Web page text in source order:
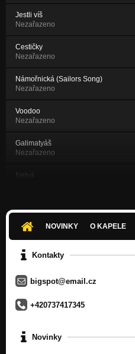
Jestli víš
Nezařazeno
Cestičky
Nezařazeno
Námořnická (Sailors Song)
Nezařazeno
Voodoo
Nezařazeno
Galimatyáš
Nezařazeno
Netvá
Vesmírná
Nezařazeno
Nezařazeno
Svatební
Nezařazeno
Bestie
Nezařazeno
NOVINKY O KAPELE
Kontakty
bigspot@email.cz
+420737417345
Novinky